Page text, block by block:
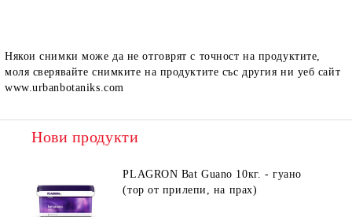
Някои снимки може да не отговрят с точност на продуктите,
моля сверявайте снимките на продуктите със другия ни уеб сайт
www.urbanbotaniks.com
Нови продукти
PLAGRON Bat Guano 10кг. - гуано
(тор от прилепи, на прах)